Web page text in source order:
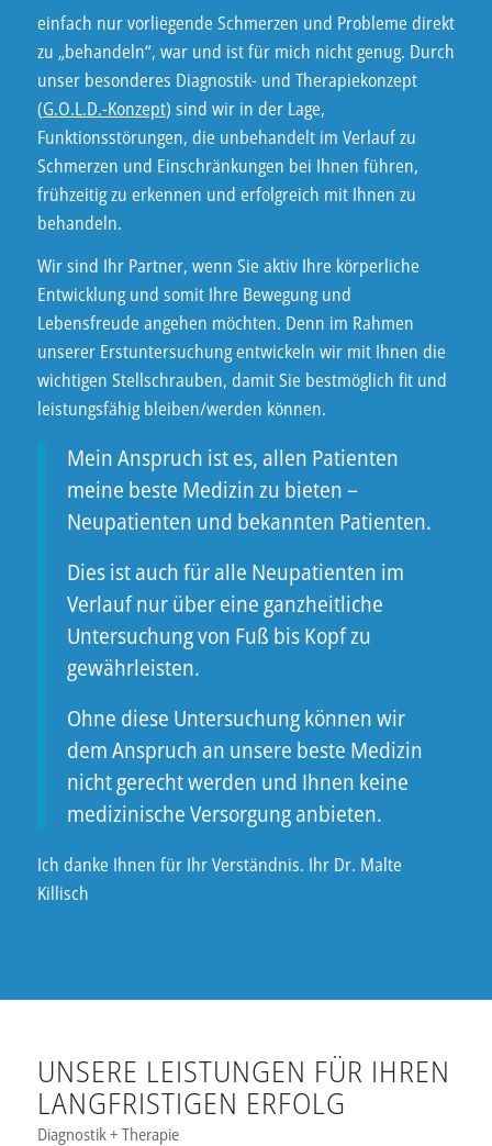
einfach nur vorliegende Schmerzen und Probleme direkt
zu „behandeln“, war und ist für mich nicht genug. Durch
unser besonderes Diagnostik- und Therapiekonzept
(G.O.L.D.-Konzept) sind wir in der Lage,
Funktionsstörungen, die unbehandelt im Verlauf zu
Schmerzen und Einschränkungen bei Ihnen führen,
frühzeitig zu erkennen und erfolgreich mit Ihnen zu
behandeln.
Wir sind Ihr Partner, wenn Sie aktiv Ihre körperliche
Entwicklung und somit Ihre Bewegung und
Lebensfreude angehen möchten. Denn im Rahmen
unserer Erstuntersuchung entwickeln wir mit Ihnen die
wichtigen Stellschrauben, damit Sie bestmöglich fit und
leistungsfähig bleiben/werden können.
Mein Anspruch ist es, allen Patienten
meine beste Medizin zu bieten –
Neupatienten und bekannten Patienten.
Dies ist auch für alle Neupatienten im
Verlauf nur über eine ganzheitliche
Untersuchung von Fuß bis Kopf zu
gewährleisten.
Ohne diese Untersuchung können wir
dem Anspruch an unsere beste Medizin
nicht gerecht werden und Ihnen keine
medizinische Versorgung anbieten.
Ich danke Ihnen für Ihr Verständnis. Ihr Dr. Malte
Killisch
UNSERE LEISTUNGEN FÜR IHREN
LANGFRISTIGEN ERFOLG
Diagnostik + Therapie